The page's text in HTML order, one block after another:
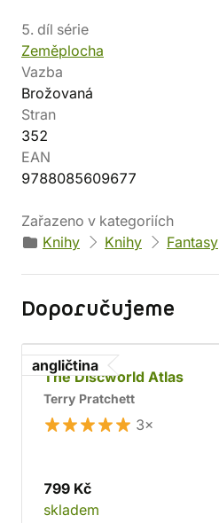
5. díl série
Zeměplocha
Vazba
Brožovaná
Stran
352
EAN
9788085609677
Zařazeno v kategoriích
Knihy
Knihy Fantasy
Doporučujeme
angličtina
The Discworld Atlas
Terry Pratchett
3×
799 Kč
skladem